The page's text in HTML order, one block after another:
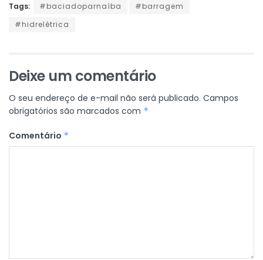
Tags: #baciadoparnaíba
#barragem
#hidrelétrica
Deixe um comentário
O seu endereço de e-mail não será publicado. Campos
obrigatórios são marcados com *
Comentário *